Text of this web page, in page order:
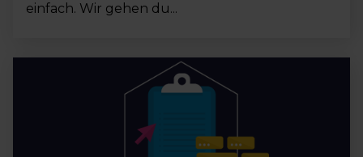
einfach. Wir gehen du...